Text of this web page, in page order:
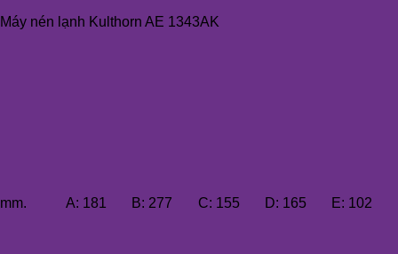
Máy nén lạnh Kulthorn AE 1343AK
mm. A: 181 B: 277 C: 155 D: 165 E: 102